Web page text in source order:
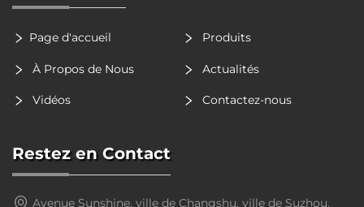
Page d'accueil Produits
À Propos de Nous Actualités
Vidéos Contactez-nous
Restez en Contact
Avenue Sunshine, ville de Changshu, ville de Suzhou,